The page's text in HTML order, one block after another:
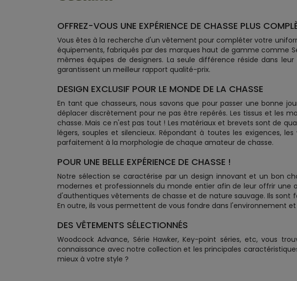
OFFREZ-VOUS UNE EXPÉRIENCE DE CHASSE PLUS
Vous êtes à la recherche d'un vêtement pour compléter votre
équipements, fabriqués par des marques haut de gamme comme
mêmes équipes de designers. La seule différence réside dans
garantissent un meilleur rapport qualité-prix.
DESIGN EXCLUSIF POUR LE MONDE DE LA CHASSE
En tant que chasseurs, nous savons que pour passer une bonne
déplacer discrètement pour ne pas être repérés. Les tissus et les
chasse. Mais ce n'est pas tout ! Les matériaux et brevets sont de
légers, souples et silencieux. Répondant à toutes les exigences,
parfaitement à la morphologie de chaque amateur de chasse.
POUR UNE BELLE EXPÉRIENCE DE CHASSE !
Notre sélection se caractérise par un design innovant et un bon
modernes et professionnels du monde entier afin de leur offrir
d'authentiques vêtements de chasse et de nature sauvage. Ils
En outre, ils vous permettent de vous fondre dans l'environnement
DES VÊTEMENTS SÉLECTIONNÉS
Woodcock Advance, Série Hawker, Key-point séries, etc, vous
connaissance avec notre collection et les principales
mieux à votre style ?